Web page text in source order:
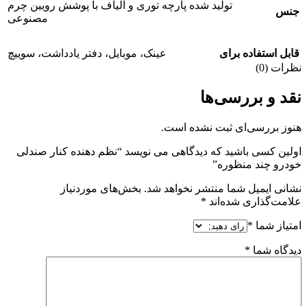
جنس
تولید شده پارچه توری و الیاف با پوشش رویین چرم
مصنوعی
قابل استفاده برای
عینک، موبایل، دفتر یادداشت، سوییچ
نظرات (0)
نقد و بررسی‌ها
هنوز بررسی‌ای ثبت نشده است.
اولین کسی باشید که دیدگاهی می نویسد “نظم دهنده کنار صندلی
خودرو چند منظوره”
نشانی ایمیل شما منتشر نخواهد شد. بخش‌های موردنیاز
علامت‌گذاری شده‌اند *
امتیاز شما *
دیدگاه شما *